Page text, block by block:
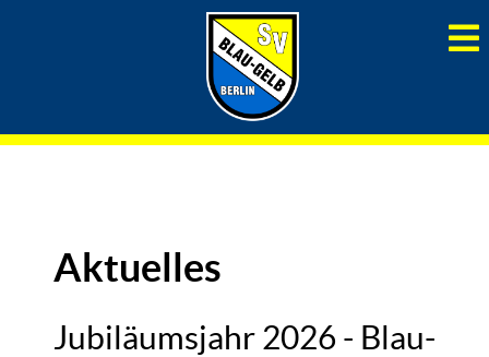
Aktuelles
Jubiläumsjahr 2026 - Blau-